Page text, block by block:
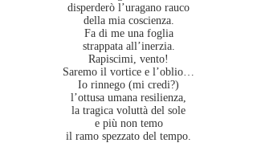
disperderò l’uragano rauco
della mia coscienza.
Fa di me una foglia
strappata all’inerzia.
Rapiscimi, vento!
Saremo il vortice e l’oblio…
Io rinnego (mi credi?)
l’ottusa umana resilienza,
la tragica voluttà del sole
e più non temo
il ramo spezzato del tempo.